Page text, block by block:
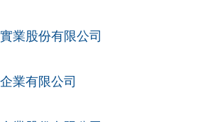
業股份有限公司
業有限公司